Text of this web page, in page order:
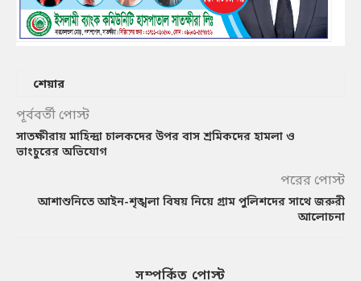
শেয়ার
পূর্ববর্তী পোস্ট
সাতক্ষীরায় মাহিন্দ্রা চালকদের উপর বাস শ্রমিকদের হামলা ও
ভাংচুরের অভিযোগ
পরের পোস্ট
আশাশুনিতে আইন-শৃঙ্খলা বিষয় নিয়ে গ্রাম পুলিশদের সাথে জরুরী
আলোচনা
সম্পর্কিত পোস্ট